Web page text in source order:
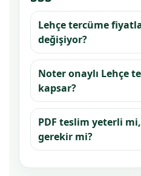
Lehçe tercüme
değişiyor?
Noter onaylı Lehçe
kapsar?
PDF teslim yeterli mi,
gerekir mi?